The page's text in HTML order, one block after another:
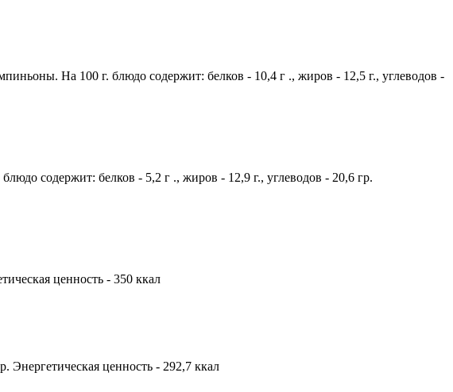
На 100 г. блюдо содержит: белков - 10,4 г ., жиров - 12,5 г., углеводов -
содержит: белков - 5,2 г ., жиров - 12,9 г., углеводов - 20,6 гр.
ценность - 350 ккал
Энергетическая ценность - 292,7 ккал